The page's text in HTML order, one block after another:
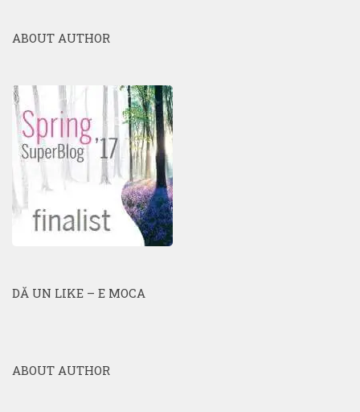
ABOUT AUTHOR
DĂ UN LIKE – E MOCA
ABOUT AUTHOR